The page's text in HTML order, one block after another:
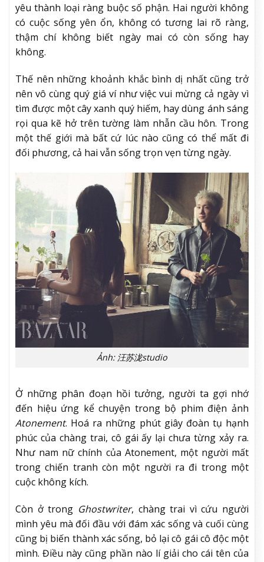
yêu thành loại ràng buộc số phận. Hai người không
có cuộc sống yên ổn, không có tương lai rõ ràng,
thậm chí không biết ngày mai có còn sống hay
không.
Thế nên những khoảnh khắc bình dị nhất cũng trở
nên vô cùng quý giá ví như việc vui mừng cả ngày vì
tìm được một cây xanh quý hiếm, hay dùng ánh sáng
rọi qua kẽ hở trên tường làm nhẫn cầu hôn. Trong
một thế giới mà bất cứ lúc nào cũng có thể mất đi
đối phương, cả hai vẫn sống trọn vẹn từng ngày.
Ảnh: 汪苏泷studio
Ở những phân đoạn hồi tưởng, người ta gợi nhớ
đến hiệu ứng kể chuyện trong bộ phim điện ảnh
Atonement. Hoá ra những phút giây đoàn tụ hạnh
phúc của chàng trai, cô gái ấy lại chưa từng xảy ra.
Như nam nữ chính của Atonement, một người mất
trong chiến tranh còn một người ra đi trong một
cuộc không kích.
Còn ở trong Ghostwriter, chàng trai vì cứu người
mình yêu mà đối đầu với đám xác sống và cuối cùng
cũng bị biến thành xác sống, bỏ lại cô gái cô độc một
mình. Điều này cũng phần nào lí giải cho cái tên của